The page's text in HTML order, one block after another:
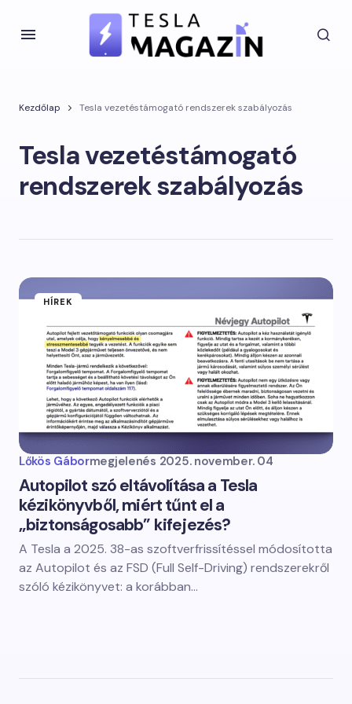
Kezdőlap Tesla vezetéstámogató rendszerek szabályozás
Tesla vezetéstámogató
rendszerek szabályozás
HÍREK
Lőkös Gábormegjelenés 2025. november. 04
Autopilot szó eltávolítása a Tesla
kézikönyvből, miért tűnt el a
„biztonságosabb” kifejezés?
A Tesla a 2025. 38-as szoftverfrissítéssel módosította
az Autopilot és az FSD (Full Self-Driving) rendszerekről
szóló kézikönyvet: a korábban…